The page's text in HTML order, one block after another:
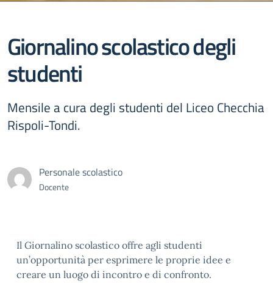
Giornalino scolastico degli
studenti
Mensile a cura degli studenti del Liceo Checchia
Rispoli-Tondi.
Personale scolastico
Docente
Il Giornalino scolastico offre agli studenti
un’opportunità per esprimere le proprie idee e
creare un luogo di incontro e di confronto.